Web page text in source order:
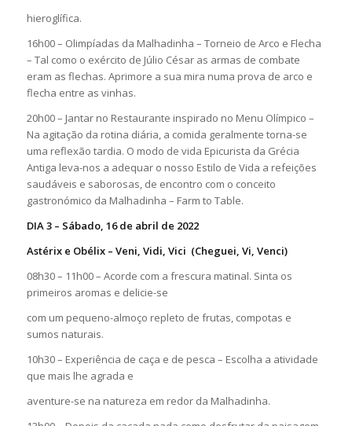
hieroglífica.
16h00 – Olimpíadas da Malhadinha – Torneio de Arco e Flecha
– Tal como o exército de Júlio César as armas de combate
eram as flechas. Aprimore a sua mira numa prova de arco e
flecha entre as vinhas.
20h00 – Jantar no Restaurante inspirado no Menu Olímpico –
Na agitação da rotina diária, a comida geralmente torna-se
uma reflexão tardia. O modo de vida Epicurista da Grécia
Antiga leva-nos a adequar o nosso Estilo de Vida a refeições
saudáveis e saborosas, de encontro com o conceito
gastronómico da Malhadinha – Farm to Table.
DIA 3 – Sábado, 16 de abril de 2022
Astérix e Obélix – Veni, Vidi, Vici (Cheguei, Vi, Venci)
08h30 – 11h00 – Acorde com a frescura matinal. Sinta os
primeiros aromas e delicie-se
com um pequeno-almoço repleto de frutas, compotas e
sumos naturais.
10h30 – Experiência de caça e de pesca – Escolha a atividade
que mais lhe agrada e
aventure-se na natureza em redor da Malhadinha.